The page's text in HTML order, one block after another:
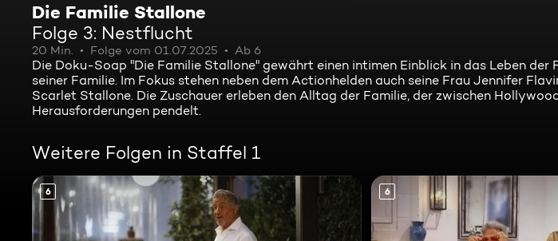
Die Familie Stallone
Folge 3: Nestflucht
20 Min. Folge vom 01.07.2025 Ab 6
Die Doku-Soap "Die Familie Stallone" gewährt einen intimen Einblick in das Leben der
seiner Familie. Im Fokus stehen neben dem Actionhelden auch seine Frau Jennifer
Scarlet Stallone. Die Zuschauer erleben den Alltag der Familie, der zwischen
Herausforderungen pendelt.
Weitere Folgen in Staffel 1
6 6